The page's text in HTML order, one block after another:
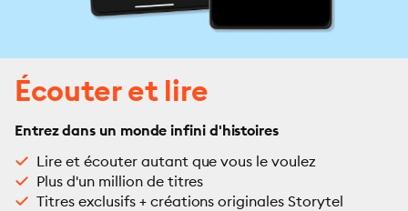
Écouter et lire
Entrez dans un monde infini d'histoires
Lire et écouter autant que vous le voulez
Plus d'un million de titres
Titres exclusifs + créations originales Storytel